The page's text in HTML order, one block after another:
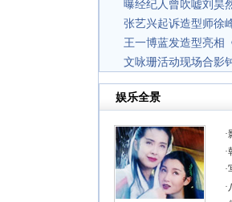
曝经纪人曾吹嘘刘昊
张艺兴起诉造型师徐
王一博蓝发造型亮相
文咏珊活动现场合影